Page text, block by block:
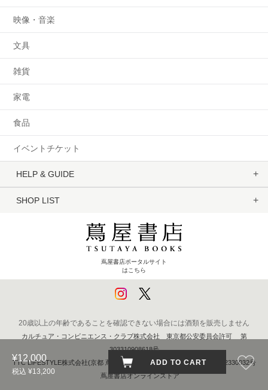
¥12,000
税込 ¥13,200
ADD TO CART
映像・音楽
文具
雑貨
家電
食品
イベントチケット
HELP & GUIDE
SHOP LIST
蔦屋書店ポータルサイト
はこちら
20歳以上の年齢であることを確認できない場合には酒類を販売しません
カルチュア・コンビニエンス・クラブ株式会社 東京都公安委員会許可 第
303310908618号
TTC LIFESTYLE株式会社(京都 蔦屋書店) 京都府公安委員会 第611262330032号
蔦屋書店オンラインストア